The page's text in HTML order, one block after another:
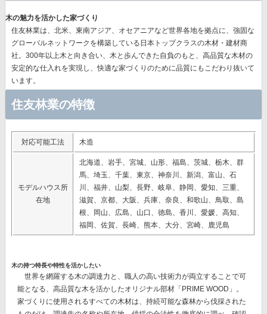
木の魅力を活かした家づくり
住友林業は、北米、東南アジア、オセアニアなど世界各地を拠点に、強固な
グローバルネットワークを構築している日本トップクラスの木材・建材商
社。300年以上木と向き合い、木と歩んできた自負のもと、高品質な木材の
安定的な仕入れを実現し、快適な家づくりのために品質にもこだわり抜いて
います。
住友林業の特徴
対応可能工法 木造
モデルハウス所
在地
北海道、岩手、宮城、山形、福島、茨城、栃木、群
馬、埼玉、千葉、東京、神奈川、新潟、富山、石
川、福井、山梨、長野、岐阜、静岡、愛知、三重、
滋賀、京都、大阪、兵庫、奈良、和歌山、鳥取、島
根、岡山、広島、山口、徳島、香川、愛媛、高知、
福岡、佐賀、長崎、熊本、大分、宮崎、鹿児島
木の持つ特長や特性を活かしたい
世界を網羅する木の調達力と、職人の高い技術力が両立することで可
能となる、高品質な木を活かしたオリジナル部材 「PRIME WOOD」。
家づくりに使用されるすべての木材は、持続可能な森林から伐採された